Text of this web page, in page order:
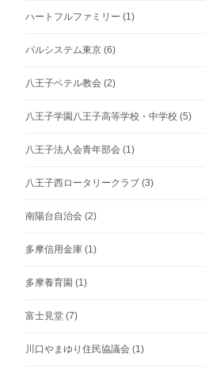
ハートフルファミリー (1)
パルシステム東京 (6)
八王子ベテル教会 (2)
八王子学園八王子高等学校・中学校 (5)
八王子法人会青年部会 (1)
八王子西ロータリークラブ (3)
南陽台自治会 (2)
多摩信用金庫 (1)
多摩養育園 (1)
富士見堂 (7)
川口やまゆり住民協議会 (1)